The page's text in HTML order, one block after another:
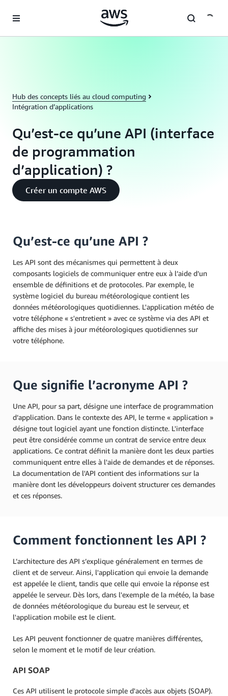
Hub des concepts liés au cloud computing
Intégration d’applications
Qu’est-ce qu’une API (interface
de programmation
d’application) ?
Créer un compte AWS
Qu’est-ce qu’une API ?
Les API sont des mécanismes qui permettent à deux
composants logiciels de communiquer entre eux à l’aide d’un
ensemble de définitions et de protocoles. Par exemple, le
système logiciel du bureau météorologique contient les
données météorologiques quotidiennes. L'application météo de
votre téléphone « s'entretient » avec ce système via des API et
affiche des mises à jour météorologiques quotidiennes sur
votre téléphone.
Que signifie l’acronyme API ?
Une API, pour sa part, désigne une interface de programmation
d’application. Dans le contexte des API, le terme « application »
désigne tout logiciel ayant une fonction distincte. L'interface
peut être considérée comme un contrat de service entre deux
applications. Ce contrat définit la manière dont les deux parties
communiquent entre elles à l'aide de demandes et de réponses.
La documentation de l'API contient des informations sur la
manière dont les développeurs doivent structurer ces demandes
et ces réponses.
Comment fonctionnent les API ?
L’architecture des API s’explique généralement en termes de
client et de serveur. Ainsi, l'application qui envoie la demande
est appelée le client, tandis que celle qui envoie la réponse est
appelée le serveur. Dès lors, dans l'exemple de la météo, la base
de données météorologique du bureau est le serveur, et
l'application mobile est le client.
Les API peuvent fonctionner de quatre manières différentes,
selon le moment et le motif de leur création.
API SOAP
Ces API utilisent le protocole simple d'accès aux objets (SOAP).